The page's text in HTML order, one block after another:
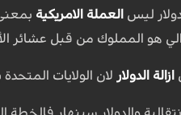
ليس العملة الامريكية
هو المملوك من قبل عشائر
ازالة الدولار لان الولايات